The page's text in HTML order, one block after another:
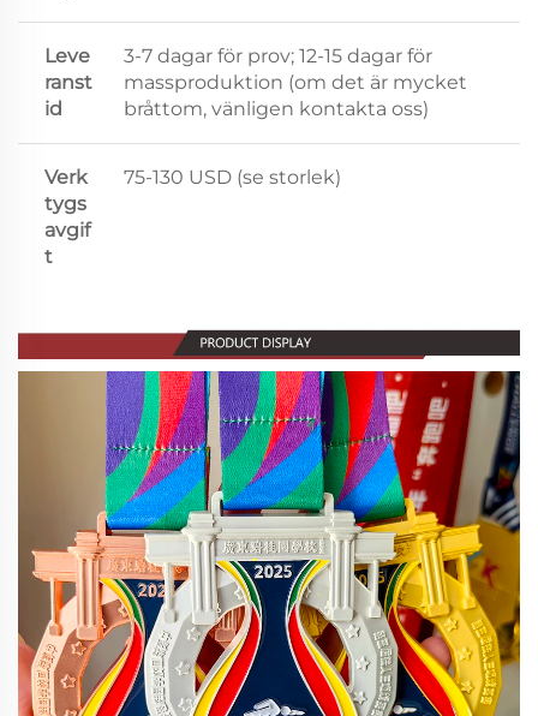
Leve
ranst
id
3-7 dagar för prov; 12-15 dagar för
massproduktion (om det är mycket
bråttom, vänligen kontakta oss)
Verk
tygs
avgif
t
75-130 USD (se storlek)